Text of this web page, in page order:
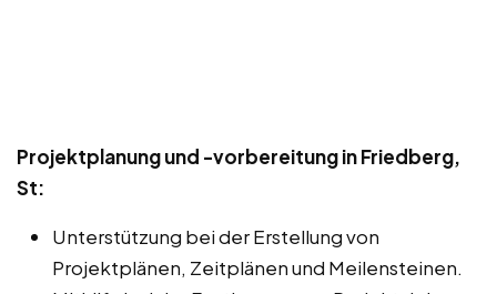
Projektplanung und -vorbereitung in Friedberg,
St:
Unterstützung bei der Erstellung von
Projektplänen, Zeitplänen und Meilensteinen.